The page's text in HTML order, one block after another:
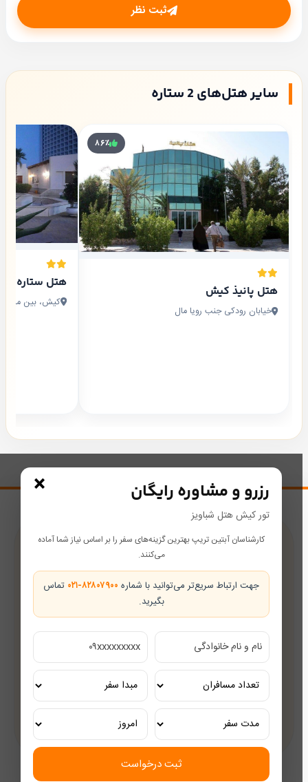
امکانات موجود در داخل اتاق :
ثبت نظر
سایر هتل‌های 2 ستاره
۸۶٪
هتل پانیذ کیش
خیابان رودکی جنب رویا مال
هتل ستاره
کیش، بین
رزرو و مشاوره رایگان
تور کیش هتل شباویز
کارشناسان آبتین تریپ بهترین گزینه‌های سفر را بر اساس نیاز شما آماده
می‌کنند.
جهت ارتباط سریع‌تر می‌توانید با شماره ۰۲۱-۸۲۸۰۷۹۰۰ تماس
بگیرید.
×
ثبت درخواست
پشتیبانی در طول سفر
همراه شما از رزرو تا بازگشت
تضمین بهترین قیمت
قیمت‌های رقابتی
مشاوره رایگان
کارشناسان مجرب گردشگری
تور ریلی اختصاصی
تجربه‌ای لوکس و به‌یادماندنی